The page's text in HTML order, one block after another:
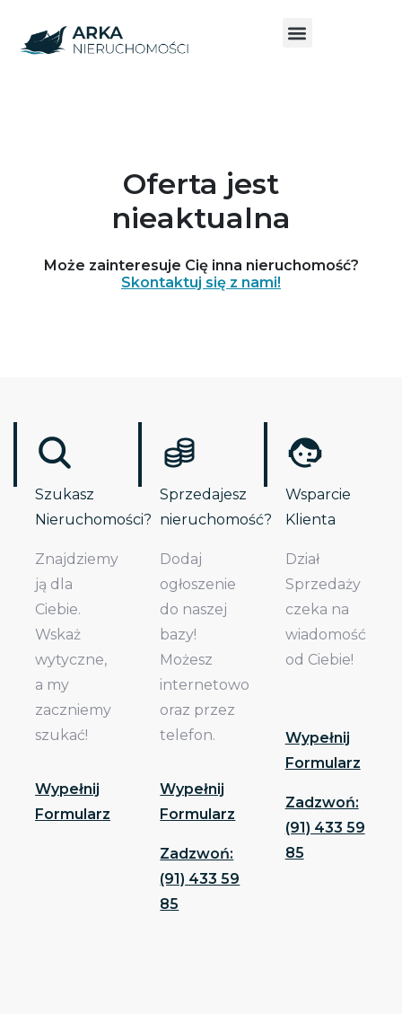
Oferta jest
nieaktualna
Może zainteresuje Cię inna nieruchomość?
Skontaktuj się z nami!
Szukasz
Nieruchomości?
Znajdziemy
ją dla
Ciebie.
Wskaż
wytyczne,
a my
zaczniemy
szukać!
Wypełnij
Formularz
Sprzedajesz
nieruchomość?
Dodaj
ogłoszenie
do naszej
bazy!
Możesz
internetowo
oraz przez
telefon.
Wypełnij
Formularz
Zadzwoń:
(91) 433 59
85
Wsparcie
Klienta
Dział
Sprzedaży
czeka na
wiadomość
od Ciebie!
Wypełnij
Formularz
Zadzwoń:
(91) 433 59
85